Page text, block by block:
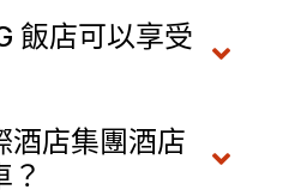
飯店可以享受
酒店集團酒店
？